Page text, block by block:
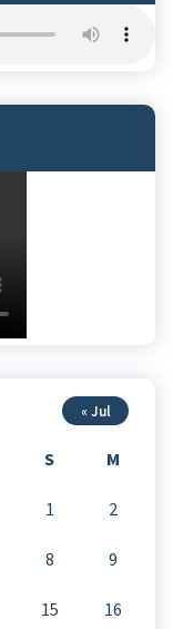
S M
1 2
8 9
15 16
« Jul